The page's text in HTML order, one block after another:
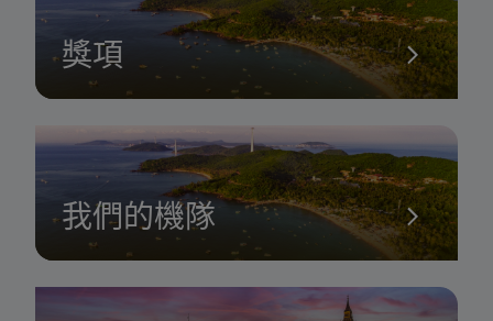
獎項
我們的機隊